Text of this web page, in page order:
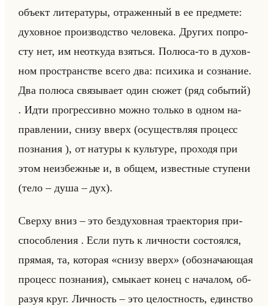
объект ли­те­ра­ту­ры, от­ра­жен­ный в ее пред­ме­те:
ду­хов­ное про­из­вод­ство че­ло­ве­ка. Дру­гих по­про­
сту нет, им неот­ку­да взяться. По­лю­са-то в ду­хов­
ном про­стран­стве всего два: пси­хи­ка и со­зна­ние.
Два по­лю­са свя­зы­ва­ет один сюжет (ряд со­бы­тий)
. Идти про­грес­сив­но можно только в одном на­
прав­ле­нии, снизу вверх (осу­ществ­ляя про­цесс
по­зна­ния ), от на­ту­ры к культу­ре, про­хо­дя при
этом неиз­беж­ные и, в общем, из­вест­ные сту­пе­ни
(тело – душа – дух).
Свер­ху вниз – это без­ду­хов­ная тра­ек­то­рия при­
спо­соб­ле­ния . Если путь к лич­но­сти со­сто­ял­ся,
пря­мая, та, ко­то­рая «снизу вверх» (обо­зна­ча­ющая
про­цесс по­зна­ния), смы­ка­ет конец с на­ча­лом, об­
ра­зуя круг. Лич­ность – это це­лост­ность, един­ство